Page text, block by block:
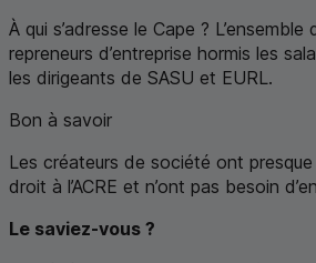
À qui s’adresse le Cape ?
repreneurs d’entreprise hormis les
les dirigeants de SASU et EURL.
Bon à savoir
Les créateurs de société ont
droit à l’ACRE et n’ont pas besoin
Le saviez-vous ?